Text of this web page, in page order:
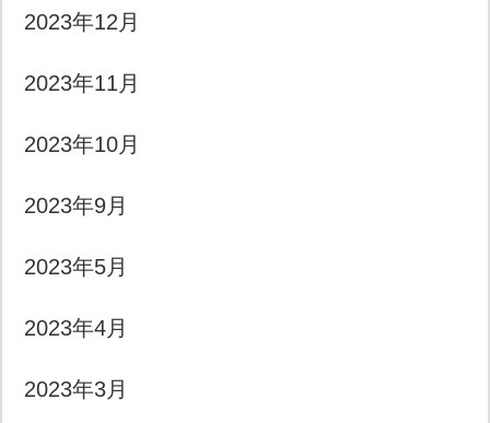
2023年12月
2023年11月
2023年10月
2023年9月
2023年5月
2023年4月
2023年3月